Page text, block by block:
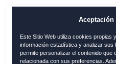
B. ASA MÁLAGA
0.00€
Aceptación
Este Sitio Web utiliza cookies propias
información estadística y analizar sus
permite personalizar el contenido que
relacionada con sus preferencias.